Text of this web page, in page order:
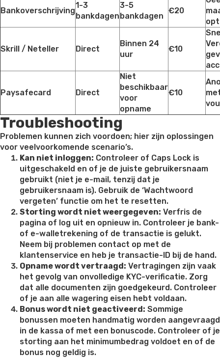
Bankoverschrijving
1-3
bankdagen
3-5
bankdagen
€20
Skrill / Neteller Direct
Binnen 24
uur
€10
Paysafecard Direct
Niet
beschikbaar
voor
opname
€10
Troubleshooting
Problemen kunnen zich voordoen; hier zijn oplossingen
voor veelvoorkomende scenario’s.
Kan niet inloggen: Controleer of Caps Lock is
uitgeschakeld en of je de juiste gebruikersnaam
gebruikt (niet je e-mail, tenzij dat je
gebruikersnaam is). Gebruik de ‘Wachtwoord
vergeten’ functie om het te resetten.
Storting wordt niet weergegeven: Verfris de
pagina of log uit en opnieuw in. Controleer je bank-
of e-walletrekening of de transactie is gelukt.
Neem bij problemen contact op met de
klantenservice en heb je transactie-ID bij de hand.
Opname wordt vertraagd: Vertragingen zijn vaak
het gevolg van onvolledige KYC-verificatie. Zorg
dat alle documenten zijn goedgekeurd. Controleer
of je aan alle wagering eisen hebt voldaan.
Bonus wordt niet geactiveerd: Sommige
bonussen moeten handmatig worden aangevraagd
in de kassa of met een bonuscode. Controleer of je
storting aan het minimumbedrag voldoet en of de
bonus nog geldig is.